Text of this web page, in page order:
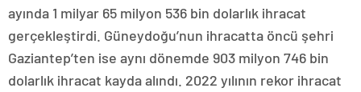
ayında 1 milyar 65 milyon 536 bin dolarlık ihracat
gerçekleştirdi. Güneydoğu’nun ihracatta öncü şehri
Gaziantep’ten ise aynı dönemde 903 milyon 746 bin
dolarlık ihracat kayda alındı. 2022 yılının rekor ihracat